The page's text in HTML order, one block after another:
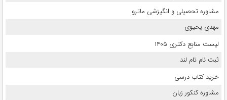
مشاوره تحصیلی و انگیزشی ماترو
مهدی یحیوی
لیست منابع دکتری ۱۴۰۵
ثبت نام تام لند
خرید کتاب درسی
مشاوره کنکور زبان